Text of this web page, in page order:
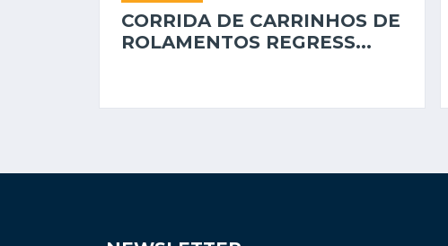
CORRIDA DE CARRINHOS DE
ROLAMENTOS REGRESS...